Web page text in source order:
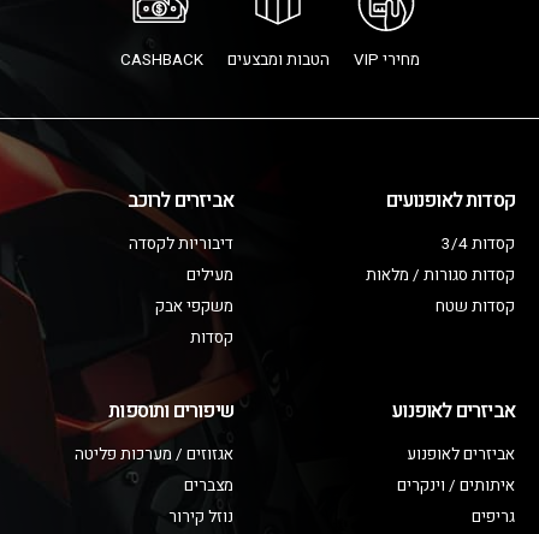
מחירי VIP הטבות ומבצעים CASHBACK
קסדות לאופנועים
קסדות 3/4
קסדות סגורות / מלאות
קסדות שטח
אביזרים לרוכב
דיבוריות לקסדה
מעילים
משקפי אבק
קסדות
אביזרים לאופנוע
אביזרים לאופנוע
איתותים / וינקרים
גריפים
שיפורים ותוספות
אגזוזים / מערכות פליטה
מצברים
נוזל קירור